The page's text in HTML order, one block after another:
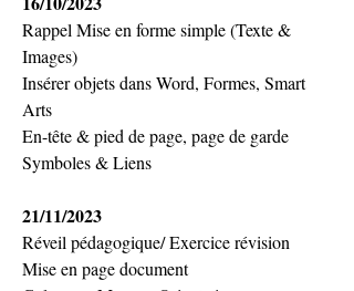
Rappel Mise en forme simple (Texte &
Images)
Insérer objets dans Word, Formes, Smart
Arts
En-tête & pied de page, page de garde
Symboles & Liens
21/11/2023
Réveil pédagogique/ Exercice révision
Mise en page document